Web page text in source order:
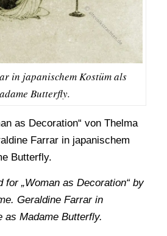
in japanischem Kostüm als
Butterfly.
as Decoration“ von Thelma
Farrar in japanischem
Butterfly.
for „Woman as Decoration“ by
Geraldine Farrar in
as Madame Butterfly.